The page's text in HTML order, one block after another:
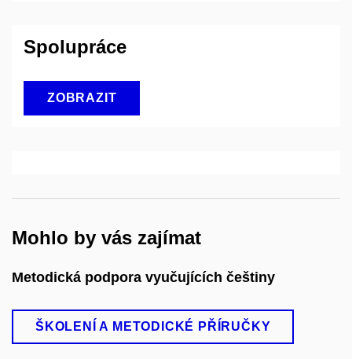
Spolupráce
ZOBRAZIT
Mohlo by vás zajímat
Metodická podpora vyučujících češtiny
ŠKOLENÍ A METODICKÉ PŘÍRUČKY